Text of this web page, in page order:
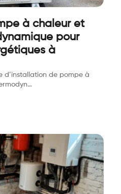
à chaleur et
pour
à
d’installation de pompe à